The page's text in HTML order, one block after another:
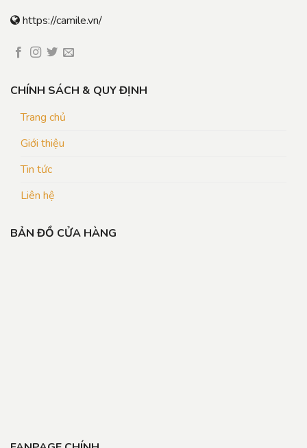
https://camile.vn/
CHÍNH SÁCH & QUY ĐỊNH
Trang chủ
Giới thiệu
Tin tức
Liên hệ
BẢN ĐỒ CỬA HÀNG